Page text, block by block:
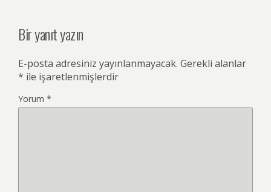
Bir yanıt yazın
E-posta adresiniz yayınlanmayacak. Gerekli alanlar
* ile işaretlenmişlerdir
Yorum *